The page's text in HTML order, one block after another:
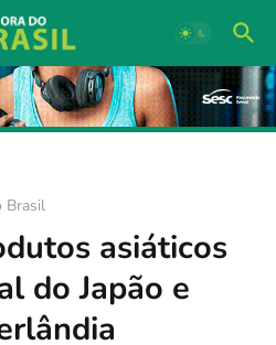
Brasil
asiáticos
do Japão e